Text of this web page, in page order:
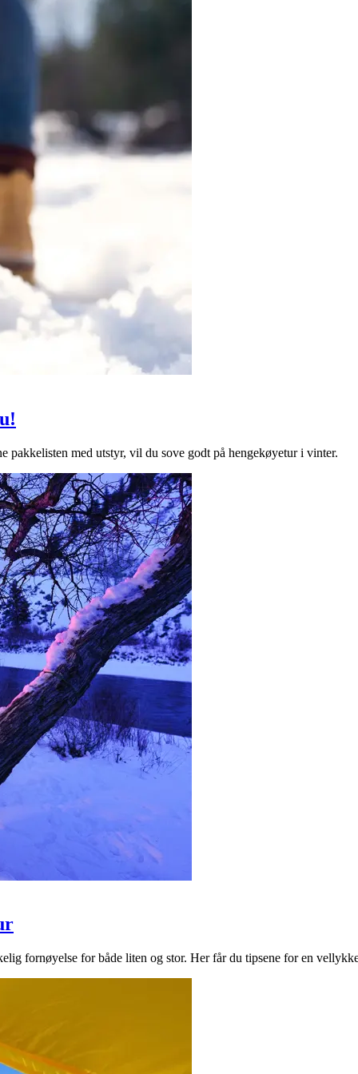
med utstyr, vil du sove godt på hengekøyetur i vinter.
fornøyelse for både liten og stor. Her får du tipsene for en